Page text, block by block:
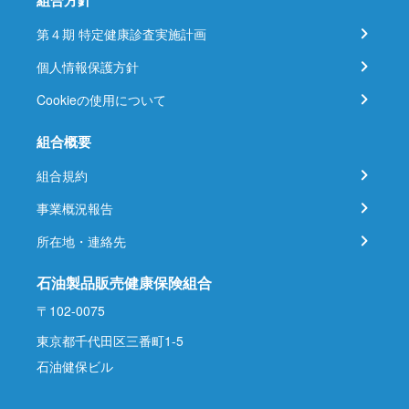
第４期 特定健康診査実施計画
個人情報保護方針
Cookieの使用について
組合概要
組合規約
事業概況報告
所在地・連絡先
石油製品販売健康保険組合
〒102-0075
東京都千代田区三番町1-5
石油健保ビル